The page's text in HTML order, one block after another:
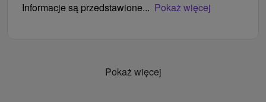
Informacje są przedstawione... Pokaż więcej
Pokaż więcej